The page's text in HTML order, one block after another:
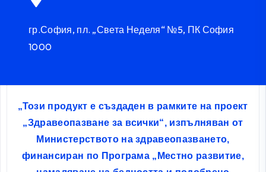
гр.София, пл. „Света Неделя“ №5, ПК София
1000
„Този продукт е създаден в рамките на проект
„Здравеопазване за всички“, изпълняван от
Министерството на здравеопазването,
финансиран по Програма „Местно развитие,